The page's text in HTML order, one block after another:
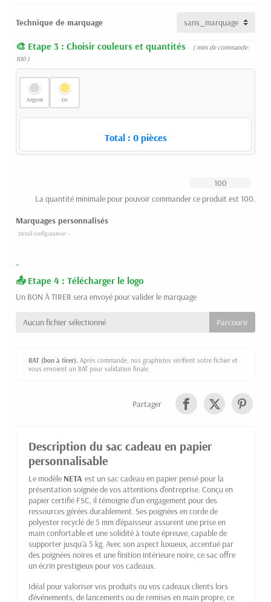
Technique de marquage
Etape 3 : Choisir couleurs et quantités
( mini de commande:
100 )
Argent Or
Total : 0pièces
La quantité minimale pour pouvoir commander ce produit est 100.
Marquages personnalisés
-
Etape 4 : Télécharger le logo
Un BON À TIRER sera envoyé pour valider le marquage
Aucun fichier sélectionné
BAT (bon à tirer). Après commande, nos graphistes vérifient votre fichier et
vous envoient un BAT pour validation finale.
Partager
Description du sac cadeau en papier
personnalisable
Le modèle NETA est un sac cadeau en papier pensé pour la
présentation soignée de vos attentions d'entreprise. Conçu en
papier certifié FSC, il témoigne d'un engagement pour des
ressources gérées durablement. Ses poignées en corde de
polyester recyclé de 5 mm d'épaisseur assurent une prise en
main confortable et une solidité à toute épreuve, capable de
supporter jusqu'à 5 kg. Avec son aspect luxueux, accentué par
des poignées noires et une finition intérieure noire, ce sac offre
un écrin prestigieux pour vos cadeaux.
Idéal pour valoriser vos produits ou vos cadeaux clients lors
d'événements, de lancements ou de remises en main propre, ce